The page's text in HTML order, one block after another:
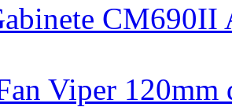
CM690II
Viper 120mm